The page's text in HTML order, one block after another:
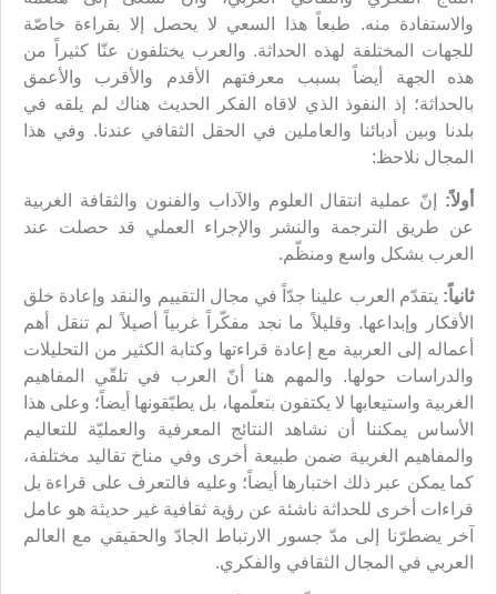
والاستفادة منه. طبعاً هذا السعي لا يحصل إلا بقراءة خاصّة
للجهات المختلفة لهذه الحداثة. والعرب يختلفون عنّا كثيراً من
هذه الجهة أيضاً بسبب معرفتهم الأقدم والأقرب والأعمق
بالحداثة؛ إذ النفوذ الذي لاقاه الفكر الحديث هناك لم يلقه في
بلدنا وبين أدبائنا والعاملين في الحقل الثقافي عندنا. وفي هذا
المجال نلاحظ:
أولاً: إنّ عملية انتقال العلوم والآداب والفنون والثقافة الغربية
عن طريق الترجمة والنشر والإجراء العملي قد حصلت عند
العرب بشكل واسع ومنظّم.
ثانياً: يتقدّم العرب علينا جدّاً في مجال التقييم والنقد وإعادة خلق
الأفكار وإبداعها. وقليلاً ما نجد مفكّراً غربياً أصيلاً لم تنقل أهم
أعماله إلى العربية مع إعادة قراءتها وكتابة الكثير من التحليلات
والدراسات حولها. والمهم هنا أنّ العرب في تلقّي المفاهيم
الغربية واستيعابها لا يكتفون بتعلّمها، بل يطبّقونها أيضاً؛ وعلى هذا
الأساس يمكننا أن نشاهد النتائج المعرفية والعمليّة للتعاليم
والمفاهيم الغربية ضمن طبيعة أخرى وفي مناخ تقاليد مختلفة،
كما يمكن عبر ذلك اختبارها أيضاً؛ وعليه فالتعرف على قراءة بل
قراءات أخرى للحداثة ناشئة عن رؤية ثقافية غير حديثة هو عامل
آخر يضطرّنا إلى مدّ جسور الارتباط الجادّ والحقيقي مع العالم
العربي في المجال الثقافي والفكري.